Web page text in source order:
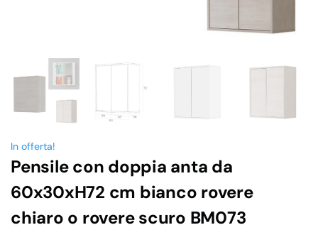
In offerta!
Pensile con doppia anta da
60x30xH72 cm bianco rovere
chiaro o rovere scuro BM073